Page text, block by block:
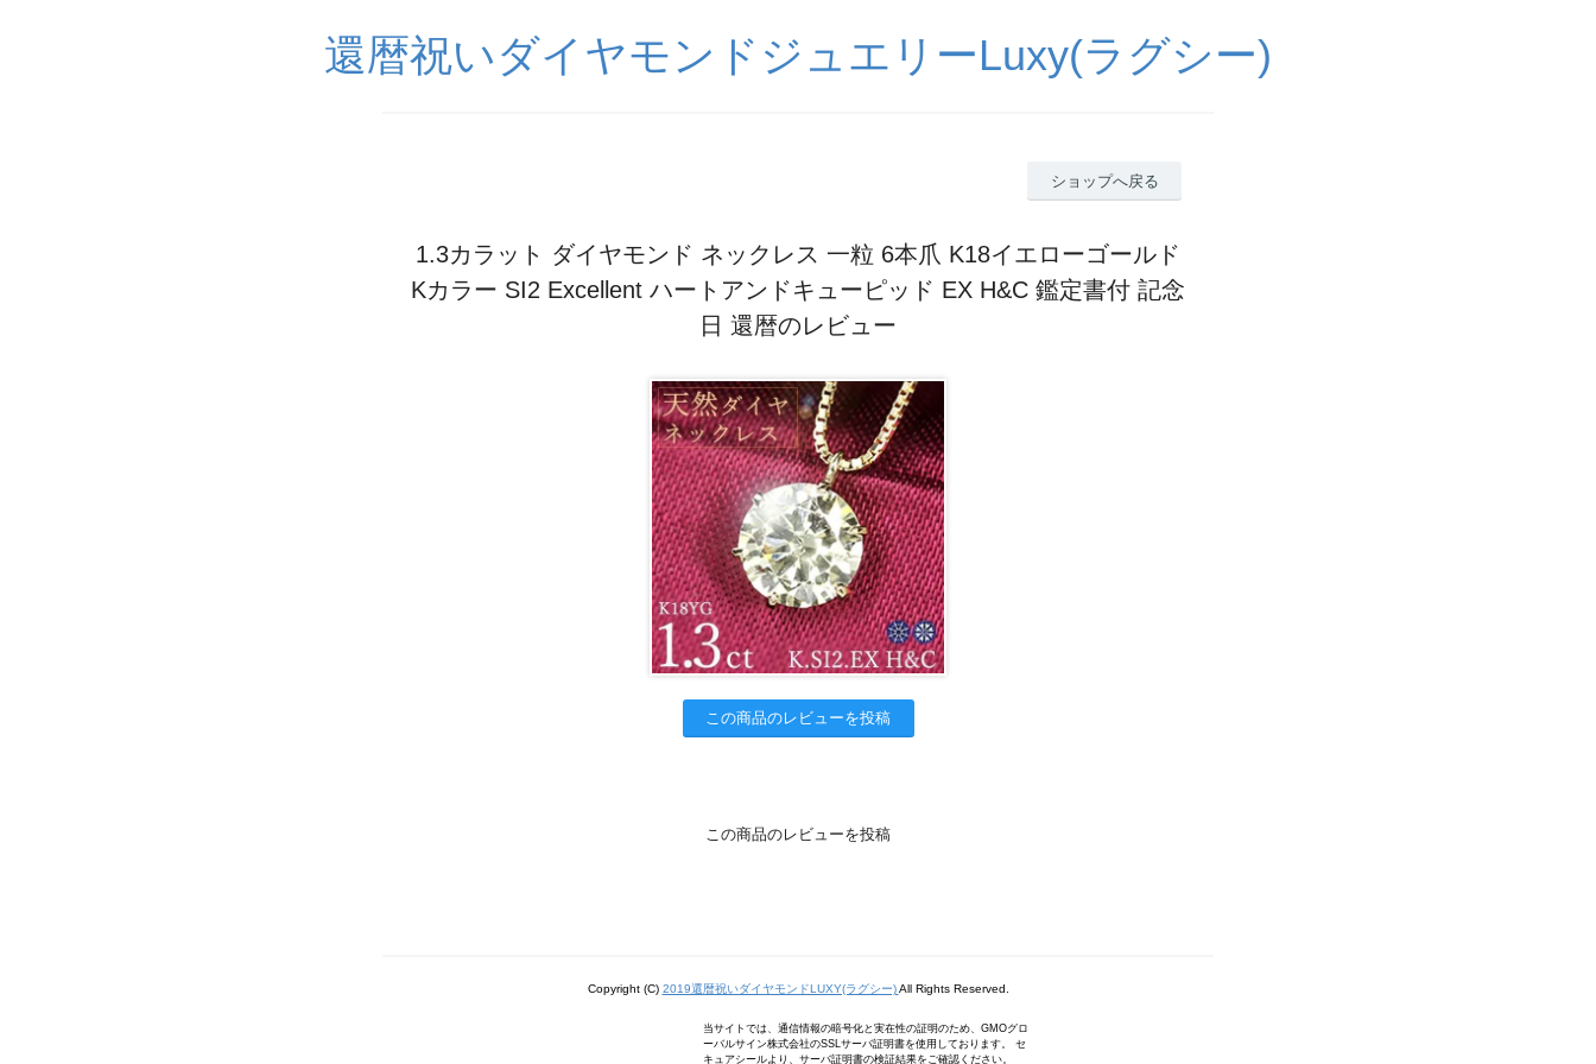
還暦祝いダイヤモンドジュエリーLuxy(ラグシー)
ショップへ戻る
1.3カラット ダイヤモンド ネックレス 一粒 6本爪 K18イエローゴールド
Kカラー SI2 Excellent ハートアンドキューピッド EX H&C 鑑定書付 記念
日 還暦のレビュー
この商品のレビューを投稿
この商品のレビューを投稿
Copyright (C) 2019還暦祝いダイヤモンドLUXY(ラグシー)All Rights Reserved.
当サイトでは、通信情報の暗号化と実在性の証明のため、GMOグロ
ーバルサイン株式会社のSSLサーバ証明書を使用しております。 セ
キュアシールより、サーバ証明書の検証結果をご確認ください。